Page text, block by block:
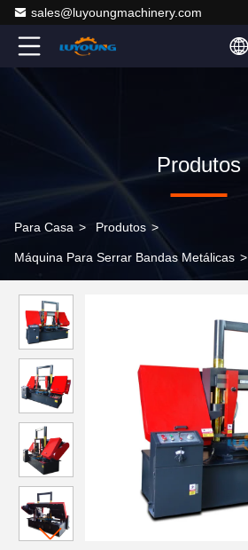
sales@luyoungmachinery.com
Produtos
Para Casa > Produtos >
Máquina Para Serrar Bandas Metálicas >
hidráulica automática